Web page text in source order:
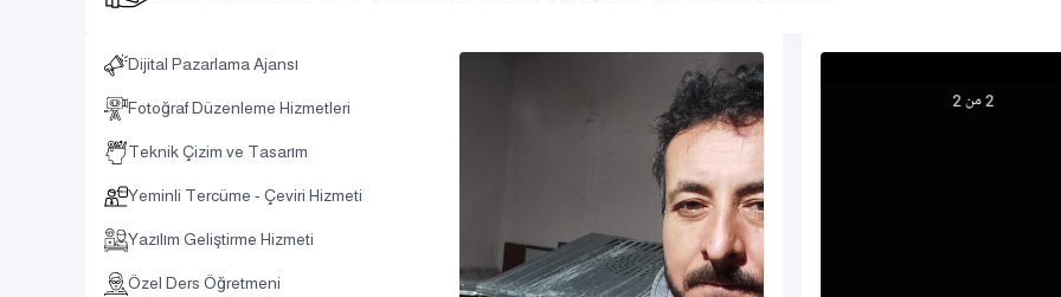
Dijital Pazarlama Ajansı
Fotoğraf Düzenleme Hizmetleri
Teknik Çizim ve Tasarım
Yeminli Tercüme - Çeviri Hizmeti
Yazılım Geliştirme Hizmeti
Özel Ders Öğretmeni